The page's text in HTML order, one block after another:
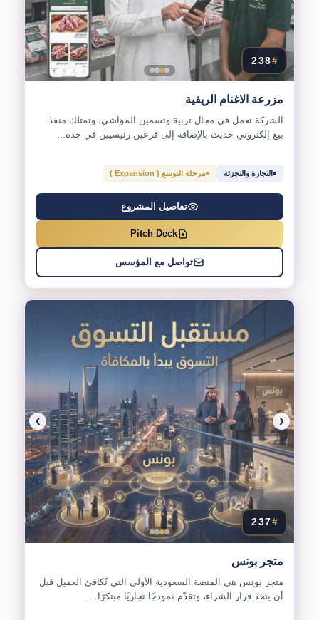
#
238
مزرعة الاغنام الريفية
الشركة تعمل في مجال تربية وتسمين المواشي، وتمتلك منفذ
بيع إلكتروني حديث بالإضافة إلى فرعين رئيسيين في جدة...
التجارة والتجزئة مرحلة التوسع ( Expansion )
تفاصيل المشروع
Pitch Deck
تواصل مع المؤسس
❮
❯
#
237
متجر بونس
متجر بونِس هي المنصة السعودية الأولى التي تُكافئ العميل قبل
أن يتخذ قرار الشراء، وتقدّم نموذجًا تجاريًا مبتكرًا...